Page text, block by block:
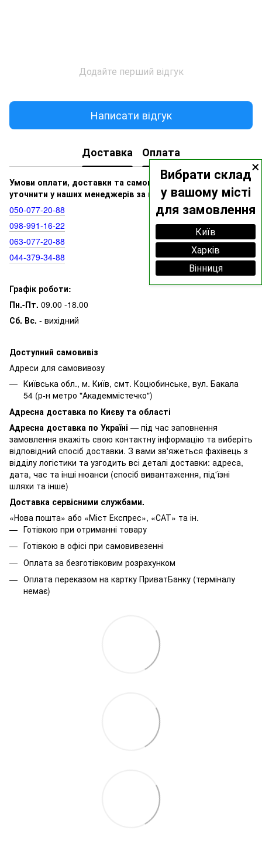
×
Вибрати склад
у вашому місті
для замовлення
Київ
Харків
Вінниця
Додайте перший відгук
Написати відгук
Доставка Оплата
Умови оплати, доставки та самовивозу ви можете
уточнити у наших менеджерів за номерами:
050‑077‑20‑88
098‑991‑16‑22
063‑077‑20‑88
044‑379‑34‑88
Графік роботи:
Пн.-Пт. 09.00 -18.00
Сб. Вс. - вихідний
Доступний самовивіз
Адреси для самовивозу
Київська обл., м. Київ, смт. Коцюбинське, вул. Бакала
54 (р-н метро "Академмістечко")
Адресна доставка по Києву та області
Адресна доставка по Україні — під час заповнення
замовлення вкажіть свою контактну інформацію та виберіть
відповідний спосіб доставки. З вами зв'яжеться фахівець з
відділу логістики та узгодить всі деталі доставки: адреса,
дата, час та інші нюанси (спосіб вивантаження, під'їзні
шляхи та інше)
Доставка сервісними службами.
«Нова пошта» або «Міст Експрес», «САТ» та ін.
Готівкою при отриманні товару
Готівкою в офісі при самовивезенні
Оплата за безготівковим розрахунком
Оплата переказом на картку ПриватБанку (терміналу
немає)